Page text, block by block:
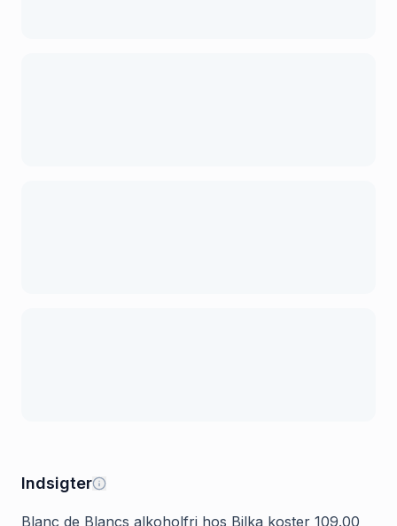
Indsigter
Blanc de Blancs alkoholfri hos Bilka koster 109.00